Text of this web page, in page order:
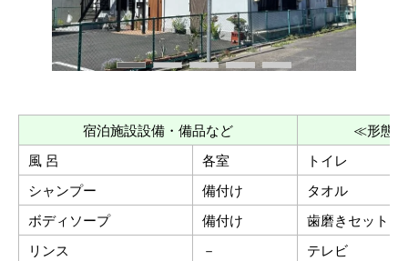
宿泊施設設備・備品など
≪形態≫
風 呂
各室
トイレ
シャンプー
備付け
タオル
ボディソープ
備付け
歯磨きセット
リンス
－
テレビ